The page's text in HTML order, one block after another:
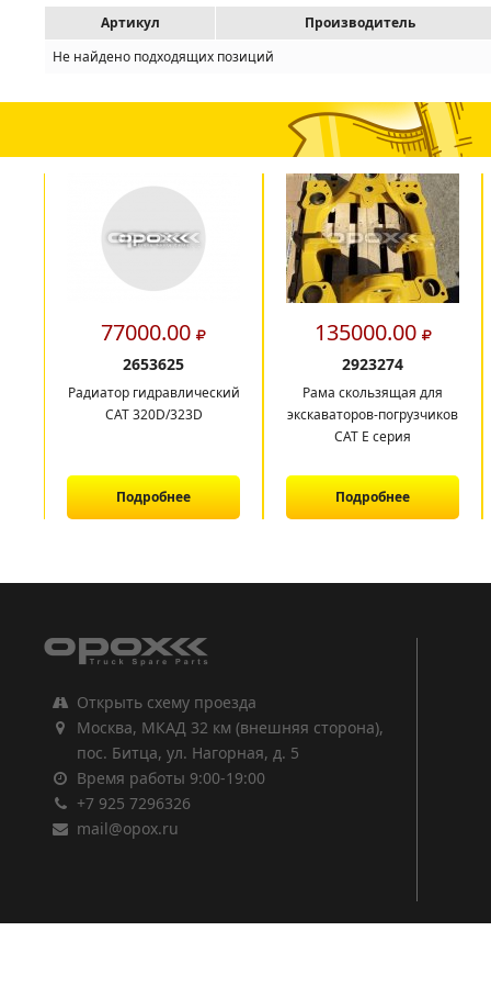
Артикул
Производитель
Не найдено подходящих позиций
77000.00
2653625
Радиатор гидравлический
CAT 320D/323D
Подробнее
135000.00
2923274
Рама скользящая для
экскаваторов-погрузчиков
CAT E серия
Подробнее
Открыть схему проезда
Москва, МКАД 32 км (внешняя сторона),
пос. Битца, ул. Нагорная, д. 5
Время работы 9:00-19:00
+7 925 7296326
mail@opox.ru